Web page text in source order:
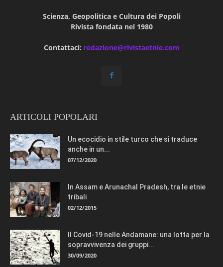
Scienza, Geopolitica e Cultura dei Popoli
Rivista fondata nel 1980
Contattaci: redazione@rivistaetnie.com
ARTICOLI POPOLARI
Un ecocidio in stile turco che si traduce
anche in un...
07/12/2020
In Assam e Arunachal Pradesh, tra le etnie
tribali
02/12/2015
Il Covid-19 nelle Andamane: una lotta per la
sopravvivenza dei gruppi...
30/09/2020